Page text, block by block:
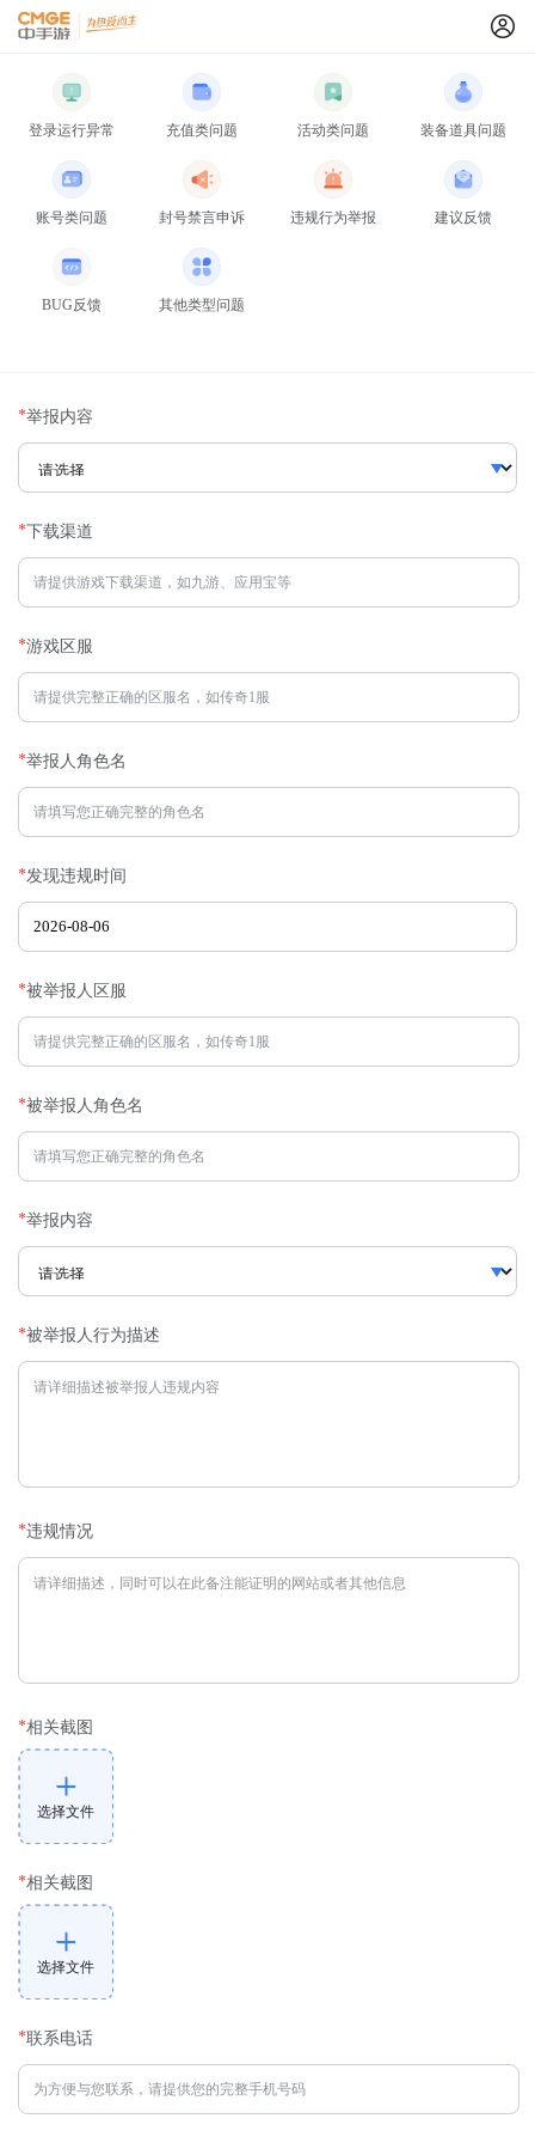
登录运行异常 充值类问题 活动类问题 装备道具问题
账号类问题 封号禁言申诉 违规行为举报 建议反馈
BUG反馈 其他类型问题
*举报内容
*下载渠道
*游戏区服
*举报人角色名
*发现违规时间
*被举报人区服
*被举报人角色名
*举报内容
*被举报人行为描述
*违规情况
*相关截图
选择文件
*相关截图
选择文件
*联系电话